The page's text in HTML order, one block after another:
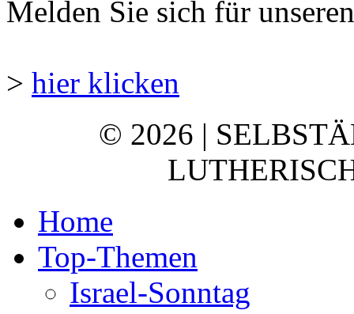
Melden Sie sich für
> hier klicken
© 2026 |
Home
Top-Themen
Israel-Sonntag